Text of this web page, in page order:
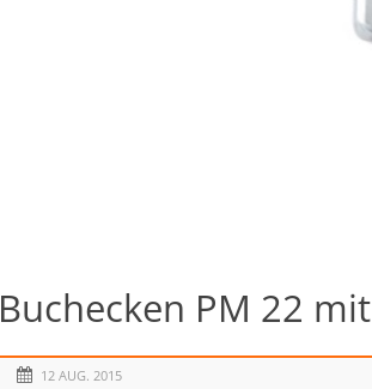
Buchecken PM 22
12 AUG. 2015